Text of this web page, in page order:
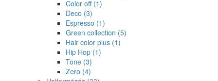
Color off (1)
Deco (3)
Espresso (1)
Green collection (5)
Hair color plus (1)
Hip Hop (1)
Tone (3)
Zero (4)